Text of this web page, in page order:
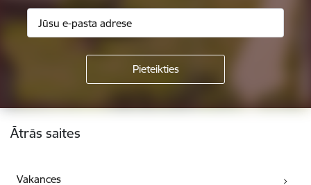
Kājene
Ātrās saites
Vakances